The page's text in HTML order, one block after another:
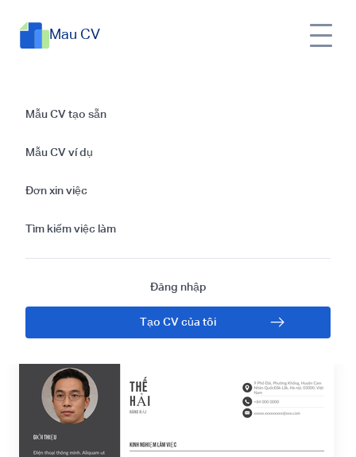
Mau CV
Mẫu CV tạo sẵn
Mẫu CV ví dụ
Đơn xin việc
Tìm kiếm việc làm
Đăng nhập
Tạo CV của tôi
CV Chức năng |
Hướng dẫn cách
viết CV xin việc
chức năng cực dễ
đầu